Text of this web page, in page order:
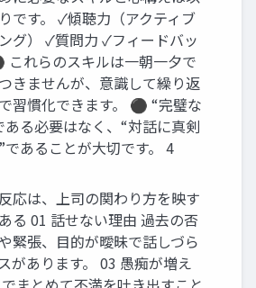
です。 ✓傾聴力（アクティブ
グ） ✓質問力 ✓フィードバッ
これらのスキルは一朝一夕で
きませんが、意識して繰り返
習慣化できます。 ⚫ “完璧な
ある必要はなく、“対話に真剣
であることが大切です。 4
応は、上司の関わり方を映す
る 01 話せない理由 過去の否
緊張、目的が曖昧で話しづら
があります。 03 愚痴が増え